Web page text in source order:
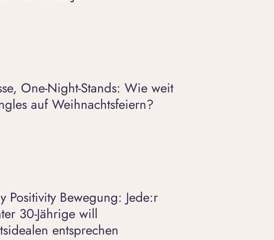
One-Night-Stands: Wie weit
auf Weihnachtsfeiern?
Positivity Bewegung: Jede:r
30-Jährige will
entsprechen